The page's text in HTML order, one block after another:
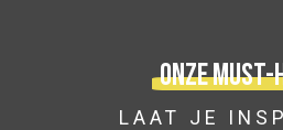
Onze must-
LAAT JE